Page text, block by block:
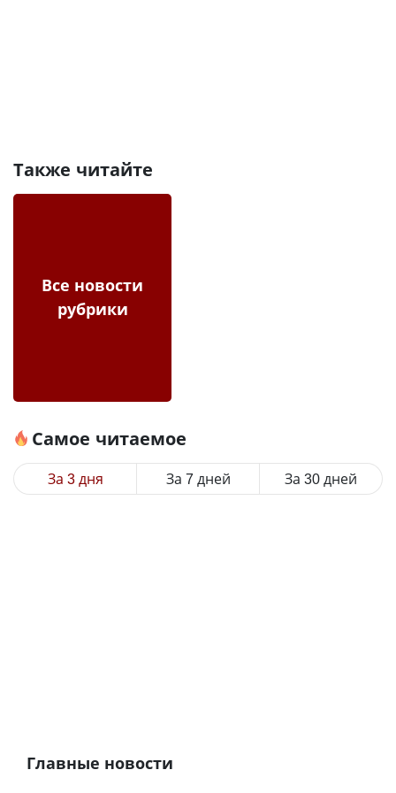
Также читайте
Все новости
рубрики
Самое читаемое
За 3 дня За 7 дней За 30 дней
Главные новости